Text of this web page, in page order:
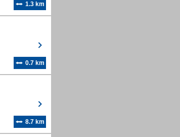
1.3 km
0.7 km
8.7 km